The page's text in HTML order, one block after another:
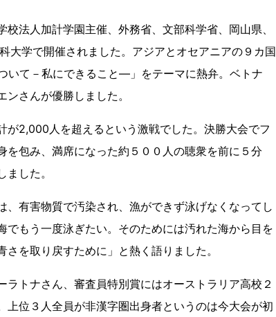
法人加計学園主催、外務省、文部科学省、岡山県、
大学で開催されました。アジアとオセアニアの９カ国
いて－私にできること―」をテーマに熱弁。ベトナ
さんが優勝しました。
2,000人を超えるという激戦でした。決勝大会でフ
包み、満席になった約５００人の聴衆を前に５分
した。
有害物質で汚染され、漁ができず泳げなくなってし
もう一度泳ぎたい。そのためには汚れた海から目を
を取り戻すために」と熱く語りました。
トナさん、審査員特別賞にはオーストラリア高校２
位３人全員が非漢字圏出身者というのは今大会が初